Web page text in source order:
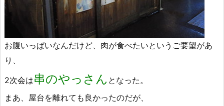
お腹いっぱいなんだけど、肉が食べたいというご要望があ
り、
2次会は串のやっさん となった。
まあ、屋台を離れても良かったのだが、